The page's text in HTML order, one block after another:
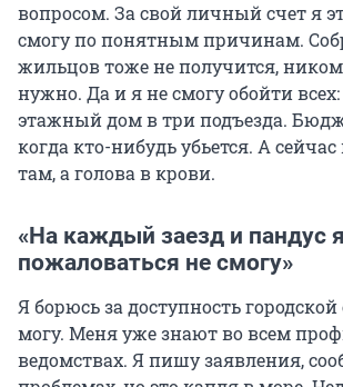
вопросом. За свой личный счет я
смогу по понятным причинам.
жильцов тоже не получится,
нужно. Да и я не смогу обойти всех:
этажный дом в три подъезда.
когда кто-нибудь убьется. А
там, а голова в крови.
«На каждый заезд и пандус я
пожаловаться не смогу»
Я борюсь за доступность
могу. Меня уже знают во всем
ведомствах. Я пишу заявления,